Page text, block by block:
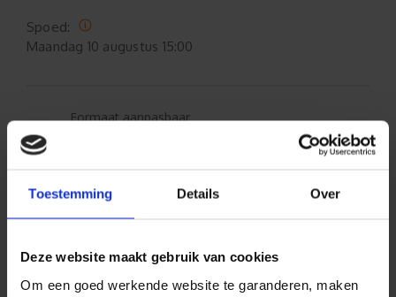
Toestemming Details Over
Deze website maakt gebruik van cookies
Om een goed werkende website te garanderen, maken
Spoed:
Maandag 10 augustus 15:00
Formaat aanpasbaar
Al 35 jaar ervaring!
Duizenden klanten raden jou aan bij ons te
bestellen (lees de onafhankelijke reviews)